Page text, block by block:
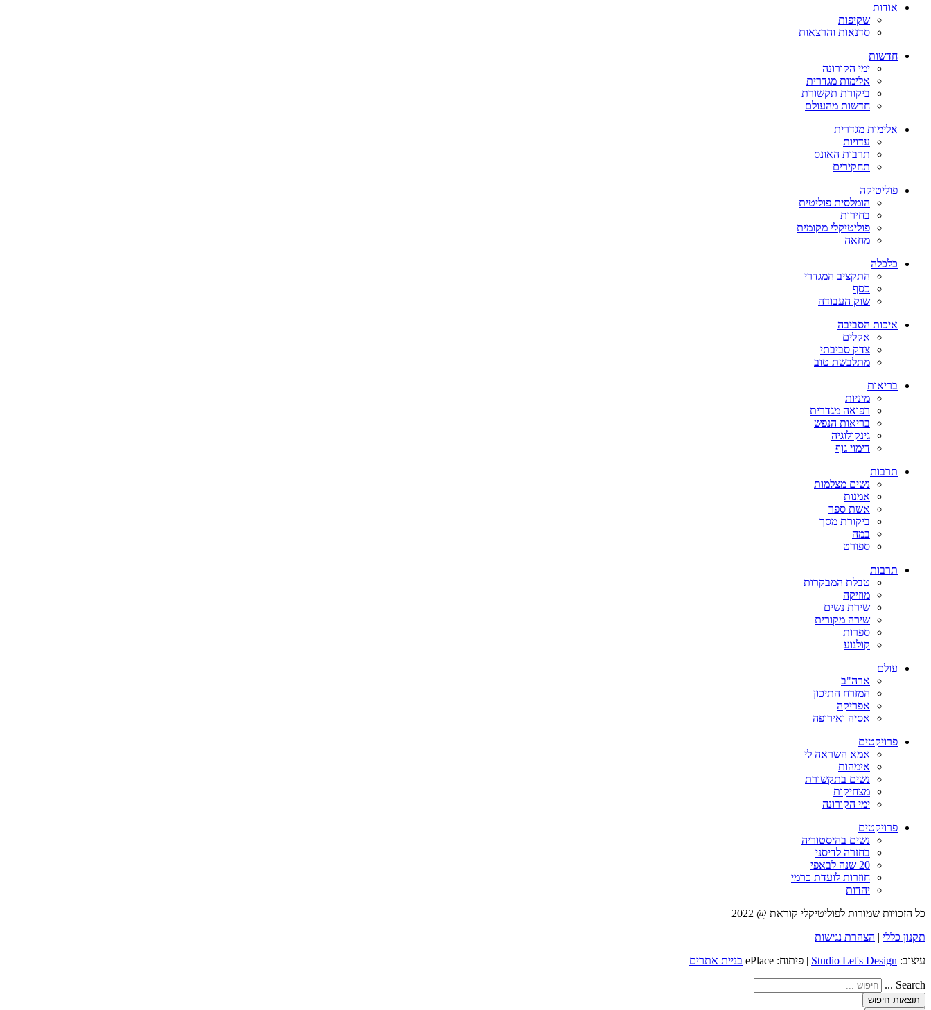
אודות
שקיפות
סדנאות והרצאות
חדשות
ימי הקורונה
אלימות מגדרית
ביקורת תקשורת
חדשות מהעולם
אלימות מגדרית
עדויות
תרבות האונס
תחקירים
פוליטיקה
הומלסית פוליטית
בחירות
פוליטיקלי מקומית
מחאה
כלכלה
התקציב המגדרי
כסף
שוק העבודה
איכות הסביבה
אקלים
צדק סביבתי
מתלבשת טוב
בריאות
מיניות
רפואה מגדרית
בריאות הנפש
גינקולוגיה
דימוי גוף
תרבות
נשים מצלמות
אמנות
אשת ספר
ביקורת מסך
במה
ספורט
תרבות
טבלת המבקרות
מוזיקה
שירת נשים
שירה מקורית
ספרות
קולנוע
עולם
ארה"ב
המזרח התיכון
אפריקה
אסיה ואירופה
פרויקטים
אמא השראה לי
אימהות
נשים בתקשורת
מצחיקות
ימי הקורונה
פרויקטים
נשים בהיסטוריה
בחזרה לדיסני
20 שנה לבאפי
חוזרות לועדת כרמי
יהדות
כל הזכויות שמורות לפוליטיקלי קוראת @ 2022
תקנון כללי | הצהרת נגישות
עיצוב: Studio Let's Design | פיתוח: ePlace בניית אתרים
Search ...
תוצאות חיפוש